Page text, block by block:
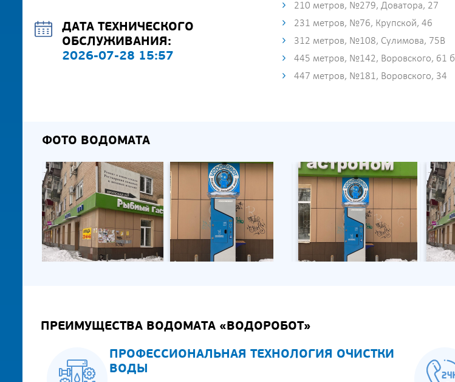
ДАТА ТЕХНИЧЕСКОГО
ОБСЛУЖИВАНИЯ:
2026-07-28 15:57
210 метров, №279, Доватора, 27
231 метров, №76, Крупской, 46
312 метров, №108, Сулимова, 75В
445 метров, №142, Воровского, 61 б
447 метров, №181, Воровского, 34
ФОТО ВОДОМАТА
ПРЕИМУЩЕСТВА ВОДОМАТА «ВОДОРОБОТ»
ПРОФЕССИОНАЛЬНАЯ ТЕХНОЛОГИЯ ОЧИСТКИ
ВОДЫ